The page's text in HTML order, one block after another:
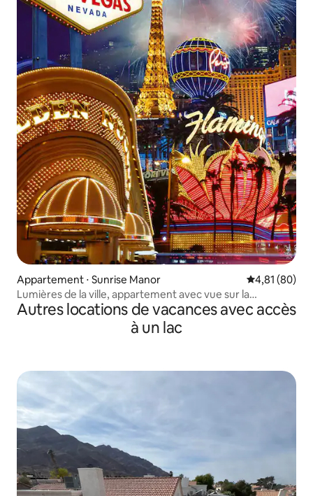
Appartement ⋅ Sunrise Manor Évaluation
4,81 (80)
Lumières de la ville, appartement avec vue sur la
montagne.
Autres locations de vacances avec accès
à un lac